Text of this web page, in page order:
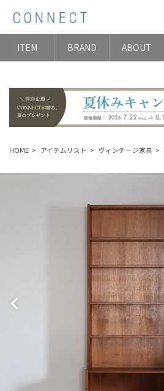
ITEM BRAND ABOUT
HOME アイテムリスト ヴィンテージ家具